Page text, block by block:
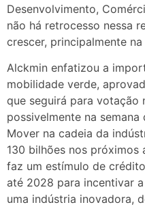
Desenvolvimento,
não há retrocesso nessa
crescer, principalmente
Alckmin enfatizou a
mobilidade verde,
que seguirá para votação
possivelmente na
Mover na cadeia da
130 bilhões nos próximos
faz um estímulo de
até 2028 para incentivar
uma indústria inovadora,